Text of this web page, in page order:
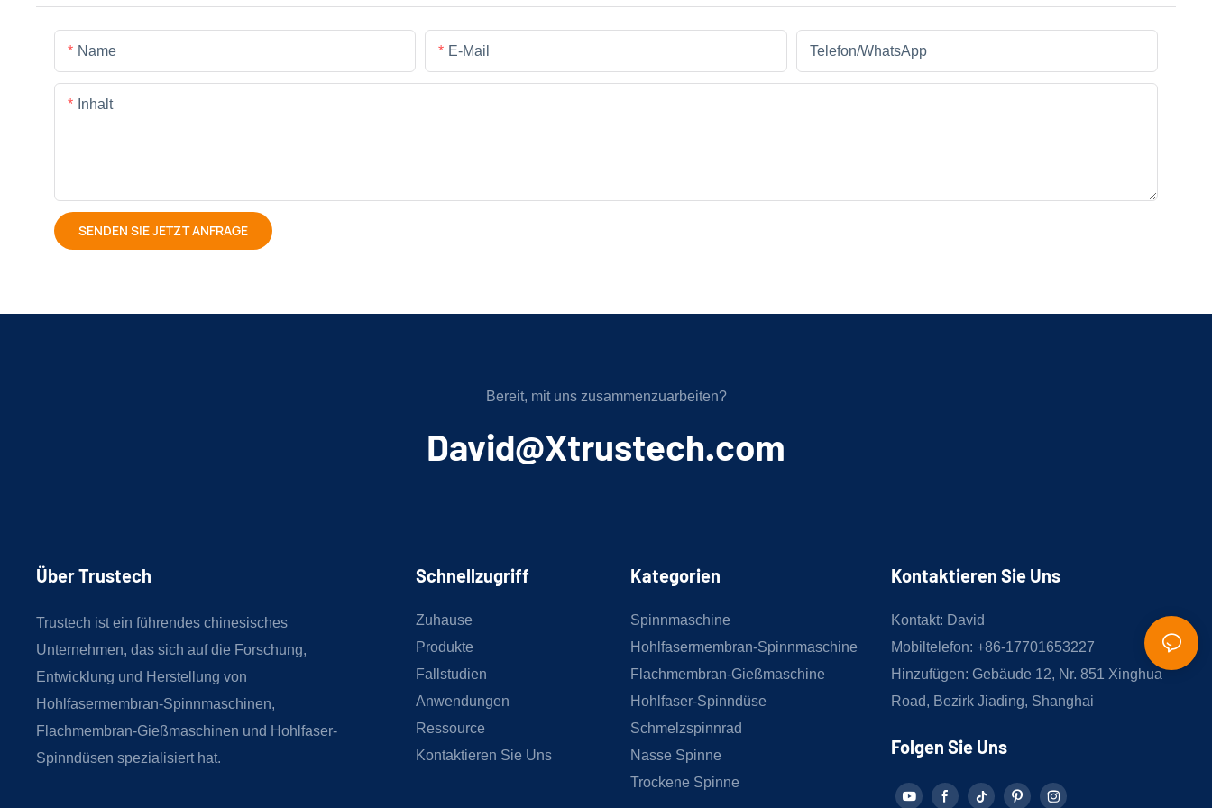
Name E-Mail Telefon/WhatsApp
Inhalt
SENDEN SIE JETZT ANFRAGE
Bereit, mit uns zusammenzuarbeiten?
﻿David@Xtrustech.com
Über Trustech
Trustech ist ein führendes chinesisches
Unternehmen, das sich auf die Forschung,
Entwicklung und Herstellung von
Hohlfasermembran-Spinnmaschinen,
Flachmembran-Gießmaschinen und Hohlfaser-
Spinndüsen spezialisiert hat.
Schnellzugriff
Zuhause
Produkte
Fallstudien
Anwendungen
Ressource
Kontaktieren Sie Uns
Kategorien
Spinnmaschine
Hohlfasermembran-Spinnmaschine
Flachmembran-Gießmaschine
Hohlfaser-Spinndüse
Schmelzspinnrad
Nasse Spinne
Trockene Spinne
Kontaktieren Sie Uns
Kontakt: David
Mobiltelefon: +86-17701653227
Hinzufügen: Gebäude 12, Nr. 851 Xinghua
Road, Bezirk Jiading, Shanghai
Folgen Sie Uns